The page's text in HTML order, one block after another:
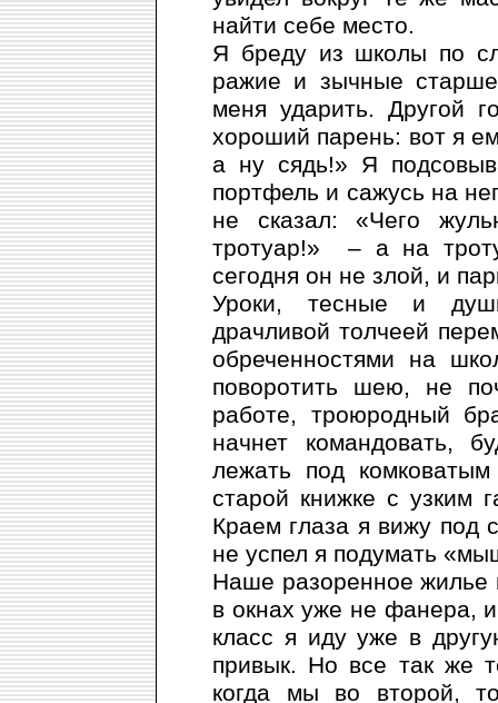
найти себе место.
Я бреду из школы по
ражие и зычные
меня ударить. Другой
хороший парень: вот я
а ну сядь!» Я
портфель и сажусь на
не сказал: «Чего
тротуар!» – а на
сегодня он не злой, и
Уроки, тесные и
драчливой толчеей
обреченностями на
поворотить шею, не
работе, троюродный
начнет командовать,
лежать под
старой книжке с узким
Краем глаза я вижу под
не успел я подумать
Наше разоренное жилье
в окнах уже не фанера,
класс я иду уже в
привык. Но все так же
когда мы во второй,